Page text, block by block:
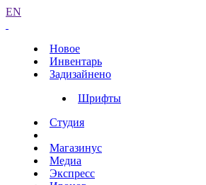
EN
Новое
Инвентарь
Задизайнено
Шрифты
Студия
Магазинус
Медиа
Экспресс